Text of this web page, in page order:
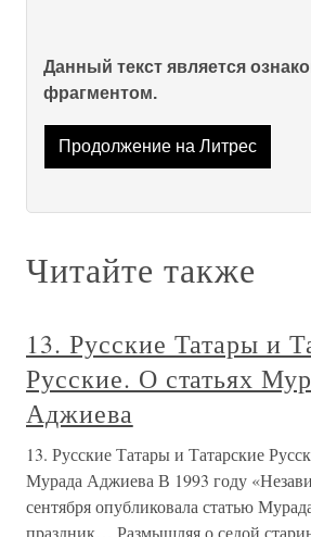
Данный текст является
фрагментом.
Продолжение на Литрес
Читайте также
13. Русские Татары и
Русские. О статьях
Аджиева
13. Русские Татары и Татарские
Мурада Аджиева В 1993 году
сентября опубликовала статью